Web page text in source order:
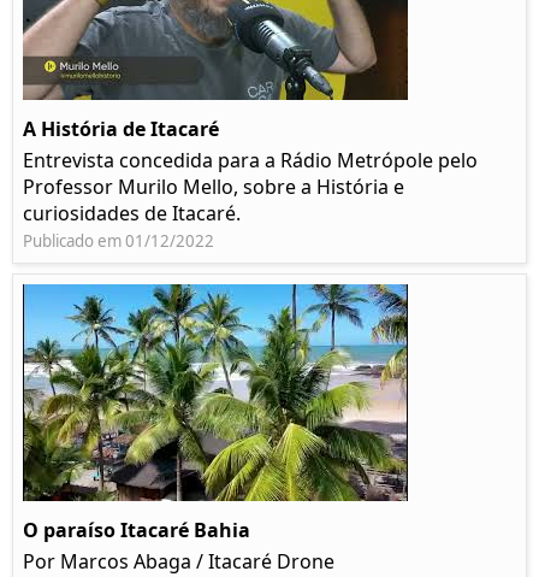
A História de Itacaré
Entrevista concedida para a Rádio Metrópole pelo
Professor Murilo Mello, sobre a História e
curiosidades de Itacaré.
Publicado em 01/12/2022
O paraíso Itacaré Bahia
Por Marcos Abaga / Itacaré Drone